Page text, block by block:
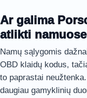
Ar galima
atlikti namuose
Namų sąlygomis
OBD klaidų kodus,
to paprastai
daugiau gamyklinių